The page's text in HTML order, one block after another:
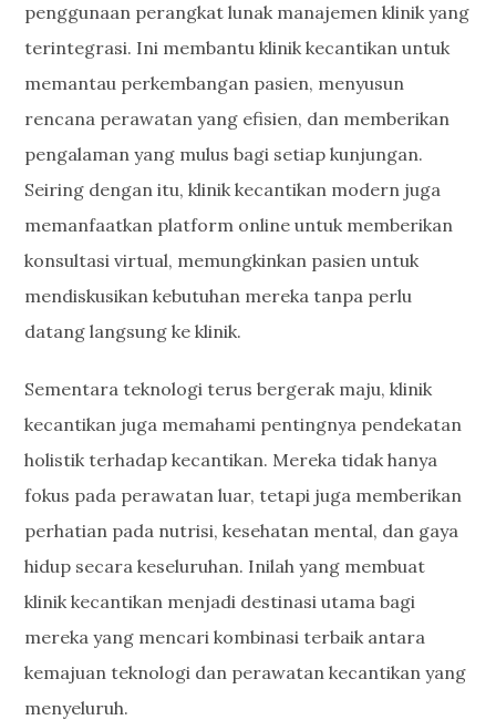
penggunaan perangkat lunak manajemen klinik yang
terintegrasi. Ini membantu klinik kecantikan untuk
memantau perkembangan pasien, menyusun
rencana perawatan yang efisien, dan memberikan
pengalaman yang mulus bagi setiap kunjungan.
Seiring dengan itu, klinik kecantikan modern juga
memanfaatkan platform online untuk memberikan
konsultasi virtual, memungkinkan pasien untuk
mendiskusikan kebutuhan mereka tanpa perlu
datang langsung ke klinik.
Sementara teknologi terus bergerak maju, klinik
kecantikan juga memahami pentingnya pendekatan
holistik terhadap kecantikan. Mereka tidak hanya
fokus pada perawatan luar, tetapi juga memberikan
perhatian pada nutrisi, kesehatan mental, dan gaya
hidup secara keseluruhan. Inilah yang membuat
klinik kecantikan menjadi destinasi utama bagi
mereka yang mencari kombinasi terbaik antara
kemajuan teknologi dan perawatan kecantikan yang
menyeluruh.